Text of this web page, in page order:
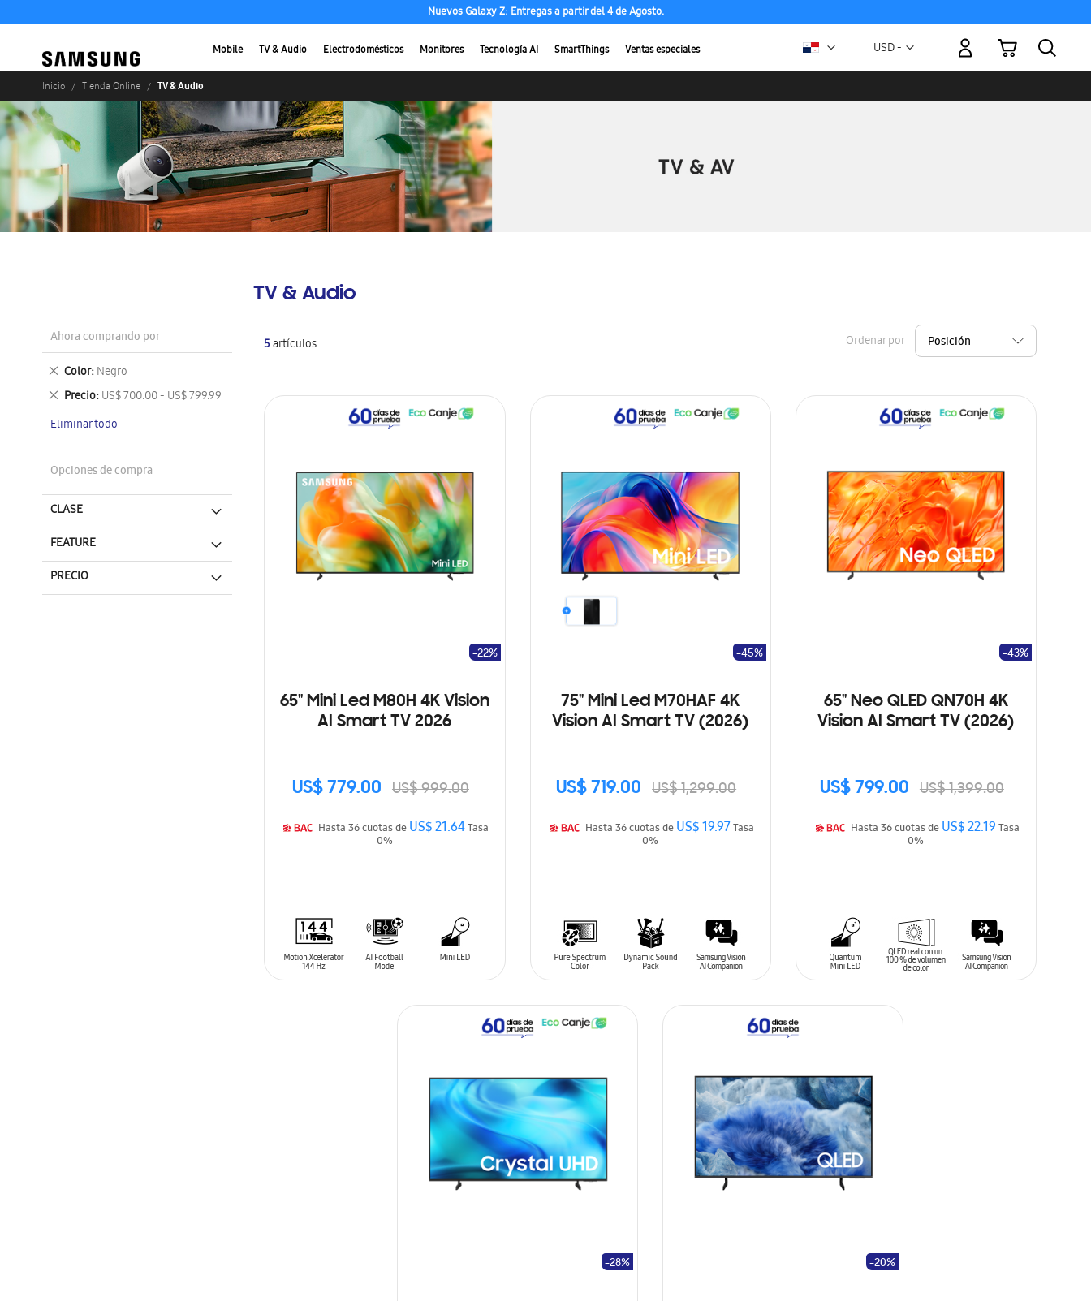
Nuevos Galaxy Z: Entregas a partir del 4 de Agosto.
Mobile TV & Audio Electrodomésticos Monitores Tecnología AI SmartThings Ventas especiales Moneda
USD -
Mi carrito
Inicio Tienda Online TV & Audio
TV & Audio
5artículos Ordenar por
65" Mini Led M80H 4K Vision
AI Smart TV 2026
US$ 779.00 US$ 999.00
-22%
Hasta 36 cuotas deUS$ 21.64Tasa
0%
75" Mini Led M70HAF 4K
Vision AI Smart TV (2026)
US$ 719.00 US$ 1,299.00
-45%
Hasta 36 cuotas deUS$ 19.97Tasa
0%
AÑADIR AL CARRITO
65" Neo QLED QN70H 4K
Vision AI Smart TV (2026)
US$ 799.00 US$ 1,399.00
-43%
Hasta 36 cuotas deUS$ 22.19Tasa
0%
-28% -20%
Ahora comprando por
Color Negro
Eliminar
este
artículo
Precio US$ 700.00 - US$ 799.99
Eliminar
artículo
Eliminar todo
Opciones de compra
CLASE
FEATURE
PRECIO